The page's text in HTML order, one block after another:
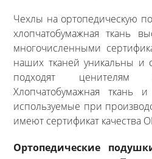
Чехлы на ортопедическую
хлопчатобумажная ткань
многочисленными
наших тканей уникальны и
подходят ценителям
Хлопчатобумажная ткань
используемые при
имеют сертификат качества
Ортопедические